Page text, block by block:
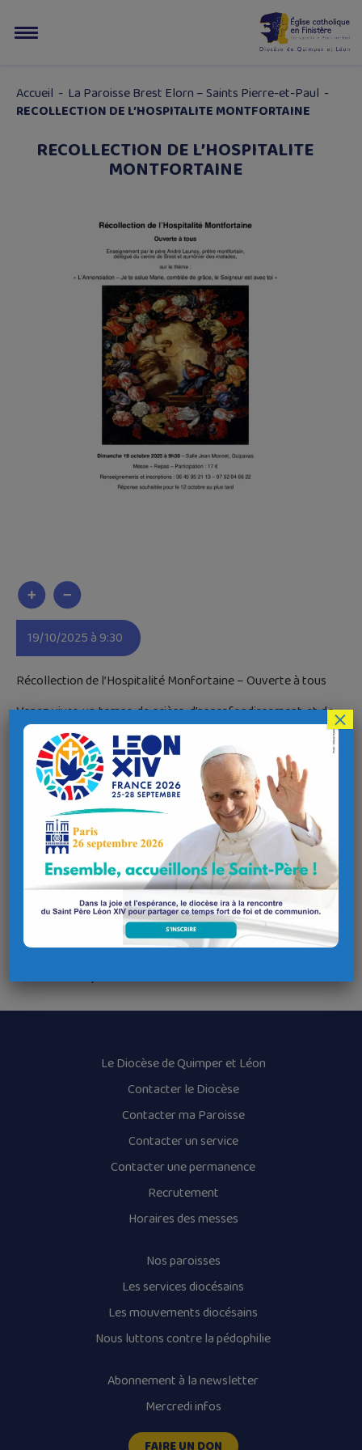
Accueil - La Paroisse Brest Elorn – Saints Pierre-et-Paul -
RECOLLECTION DE L’HOSPITALITE MONTFORTAINE
RECOLLECTION DE L’HOSPITALITE
MONTFORTAINE
19/10/2025 à 9:30
Récollection de l’Hospitalité Monfortaine – Ouverte à tous
Venez vivre un temps de prière, d’approfondissement et de
fraternité
Dimanche 19 octobre, accueil à 9h30, salle Jean Monnet à
Guipavas
Enseignement du père André Launay, prêtre montfortain,
délégué du centre de Brest et aumônier des malades, sur le
thème du prochain pèlerinage à Lourdes : « L’Annonciation –
Je te salue Marie, comblée de grâce, le Seigneur est avec
Messe – Repas – Participation : 17 € – Réponse souhaitée
21 13 – Eric Ray 07 52 04 66 22
Le Diocèse de Quimper et Léon
Contacter le Diocèse
Contacter ma Paroisse
Contacter un service
Contacter une permanence
Recrutement
Horaires des messes
Nos paroisses
Les services diocésains
Les mouvements diocésains
Nous luttons contre la pédophilie
Abonnement à la newsletter
Mercredi infos
×